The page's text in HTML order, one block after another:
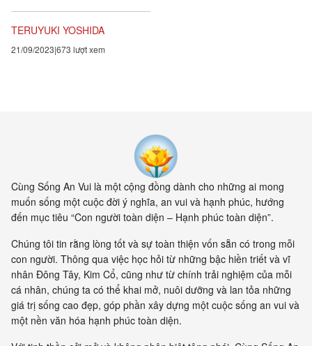
câu chuyện trở nên phong phú
TERUYUKI YOSHIDA
21/09/2023 673 lượt xem
Cùng Sống An Vui là một cộng đồng dành cho những ai mong
muốn sống một cuộc đời ý nghĩa, an vui và hạnh phúc, hướng
đến mục tiêu “Con người toàn diện – Hạnh phúc toàn diện”.
Chúng tôi tin rằng lòng tốt và sự toàn thiện vốn sẵn có trong mỗi
con người. Thông qua việc học hỏi từ những bậc hiền triết và vĩ
nhân Đông Tây, Kim Cổ, cũng như từ chính trải nghiệm của mỗi
cá nhân, chúng ta có thể khai mở, nuôi dưỡng và lan tỏa những
giá trị sống cao đẹp, góp phần xây dựng một cuộc sống an vui và
một nền văn hóa hạnh phúc toàn diện.